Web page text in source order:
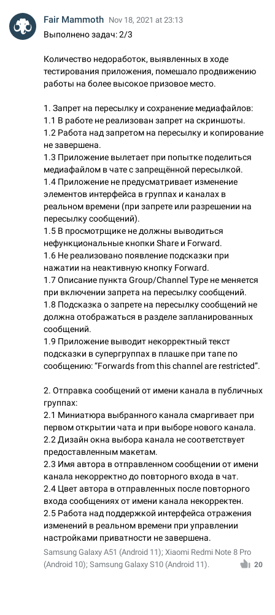
Fair Mammoth Nov 18, 2021 at 23:13
Выполнено задач: 2/3
Количество недоработок, выявленных в ходе
тестирования приложения, помешало продвижению
работы на более высокое призовое место.
1. Запрет на пересылку и сохранение медиафайлов:
1.1 В работе не реализован запрет на скриншоты.
1.2 Работа над запретом на пересылку и копирование
не завершена.
1.3 Приложение вылетает при попытке поделиться
медиафайлом в чате с запрещённой пересылкой.
1.4 Приложение не предусматривает изменение
элементов интерфейса в группах и каналах в
реальном времени (при запрете или разрешении на
пересылку сообщений).
1.5 В просмотрщике не должны выводиться
нефункциональные кнопки Share и Forward.
1.6 Не реализовано появление подсказки при
нажатии на неактивную кнопку Forward.
1.7 Описание пункта Group/Channel Type не меняется
при включении запрета на пересылку сообщений.
1.8 Подсказка о запрете на пересылку сообщений не
должна отображаться в разделе запланированных
сообщений.
1.9 Приложение выводит некорректный текст
подсказки в супергруппах в плашке при тапе по
сообщению: “Forwards from this channel are restricted”.
2. Отправка сообщений от имени канала в публичных
группах:
2.1 Миниатюра выбранного канала смаргивает при
первом открытии чата и при выборе нового канала.
2.2 Дизайн окна выбора канала не соответствует
предоставленным макетам.
2.3 Имя автора в отправленном сообщении от имени
канала некорректно до повторного входа в чат.
2.4 Цвет автора в отправленных после повторного
входа сообщениях от имени канала некорректен.
2.5 Работа над поддержкой интерфейса отражения
изменений в реальном времени при управлении
настройками приватности не завершена.
Samsung Galaxy A51 (Android 11); Xiaomi Redmi Note 8 Pro
(Android 10); Samsung Galaxy S10 (Android 11).
20